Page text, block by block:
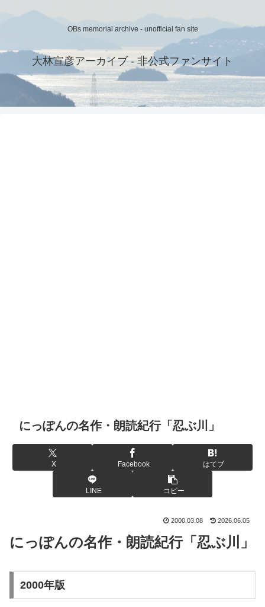
OBs memorial archive - unofficial fan site
大林宣彦アーカイブ - 非公式ファンサイト
にっぽんの名作・朗読紀行「忍ぶ川」
X Facebook はてブ
LINE コピー
2000.03.08 2026.06.05
にっぽんの名作・朗読紀行「忍ぶ川」
2000年版